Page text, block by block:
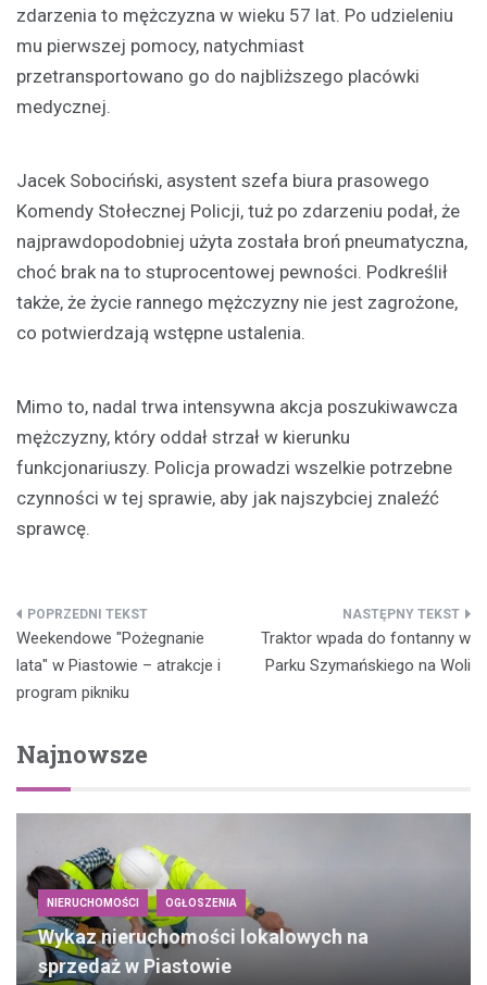
zdarzenia to mężczyzna w wieku 57 lat. Po udzieleniu
mu pierwszej pomocy, natychmiast
przetransportowano go do najbliższego placówki
medycznej.
Jacek Sobociński, asystent szefa biura prasowego
Komendy Stołecznej Policji, tuż po zdarzeniu podał, że
najprawdopodobniej użyta została broń pneumatyczna,
choć brak na to stuprocentowej pewności. Podkreślił
także, że życie rannego mężczyzny nie jest zagrożone,
co potwierdzają wstępne ustalenia.
Mimo to, nadal trwa intensywna akcja poszukiwawcza
mężczyzny, który oddał strzał w kierunku
funkcjonariuszy. Policja prowadzi wszelkie potrzebne
czynności w tej sprawie, aby jak najszybciej znaleźć
sprawcę.
Nawigacja
wpisu
Weekendowe "Pożegnanie
lata" w Piastowie – atrakcje i
program pikniku
Traktor wpada do fontanny w
Parku Szymańskiego na Woli
Najnowsze
NIERUCHOMOŚCI OGŁOSZENIA
Wykaz nieruchomości lokalowych na
sprzedaż w Piastowie